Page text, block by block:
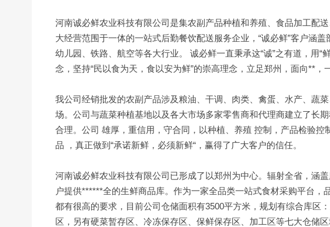
河南诚必鲜农业科技有限公司是集农副产品种植和养殖、食品加工配
大经营范围于一体的一站式后勤餐饮配送服务企业，“诚必鲜”客户涵
幼儿园、铁路、航空等各大行业。 诚必鲜一直秉承这“诚”之有道，用“
念，坚持“民以食为天，食以安为鲜”的崇高理念，立足郑州，面向**，
我公司经销批发的农副产品涉及粮油、干调、肉类、禽蛋、水产、蔬
场。公司与蔬菜种植基地以及各大市场多家零售商和代理商建立了长
合理。公司 雄厚，重信用，守合同，以种植、养殖 控制，产品检验
品 ，真正做到“承诺新鲜，必须新鲜“，赢得了广大客户的信任。
河南诚必鲜农业科技有限公司已形成了以郑州为中心。辐射全省，涵
户提供******全的生鲜商品库。作为一家全品类一站式食材采购平台，
都有很高的要求，目前公司仓储面积有3500平方米，规划有综合库区
区，另有硬菜暂存区、冷冻保存区、保鲜保存区、加工区等七大仓储